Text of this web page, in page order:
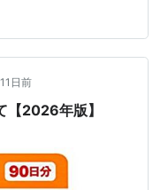
契約期間1年単位で
ミニバン・SUVの
リコで乗ーる（おり
く、リース可否を確
り替えたい理由
11日前
【2026年版】